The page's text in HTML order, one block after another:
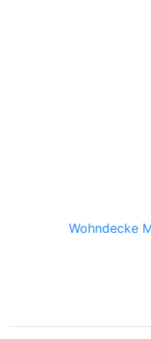
Wohndecke